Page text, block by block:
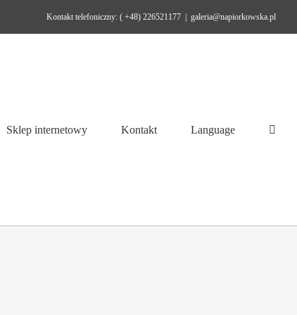
Kontakt telefoniczny: ( +48) 226521177 galeria@napiorkowska.pl
Sklep internetowy Kontakt Language